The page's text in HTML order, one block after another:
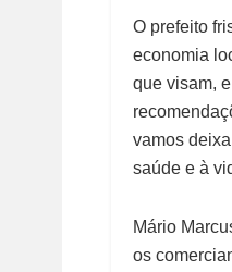
O prefeito
economia
que visam,
vamos
saúde e à
Mário
os